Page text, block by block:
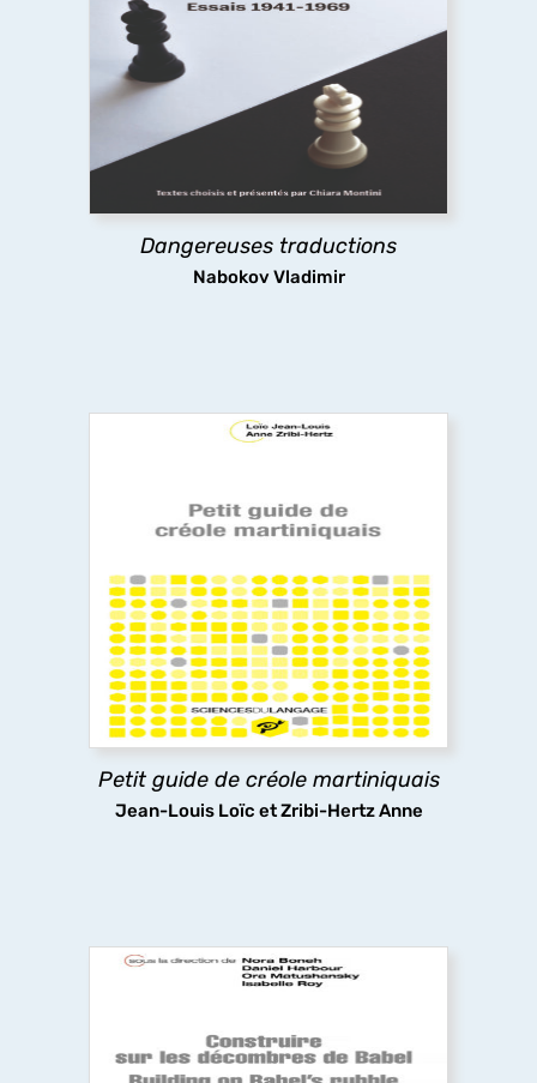
Dangereuses traductions
Nabokov Vladimir
À partir de textes pour la plupart inédits en
français, cet ouvrage présente la pensée et les
pratiques de la traduction de Nabokov, leur
évolution dans le temps jusqu’à la défense
radicale du littéralisme, une position extrême et
dérangeante.
découvrir
Petit guide de créole martiniquais
Jean-Louis Loïc et Zribi-Hertz Anne
Petit guide de créole martiniquais
Visite guidée de la grammaire du créole
martiniquais, destinée tant aux locuteurs de
cette langue, qui bien souvent ne lui associent
pas la notion de « grammaire », qu'aux non
créolophones. Tous risquent d'être étonnés de sa
riche complexité.
découvrir
Building on Babel’s rubble